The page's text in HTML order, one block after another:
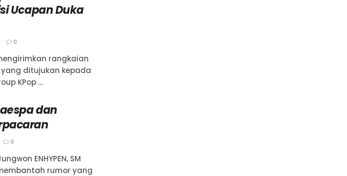
Ucapan Duka
0
rangkaian
ditujukan kepada
KPop ...
dan
0
ENHYPEN, SM
rumor yang